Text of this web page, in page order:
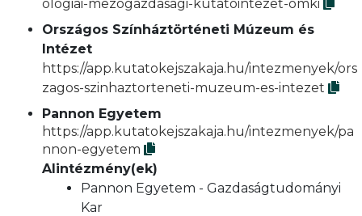
ologiai-mezogazdasagi-kutatointezet-omki
Országos Színháztörténeti Múzeum és
Intézet
https://app.kutatokejszakaja.hu/intezmenyek/ors
zagos-szinhaztorteneti-muzeum-es-intezet
Pannon Egyetem
https://app.kutatokejszakaja.hu/intezmenyek/pa
nnon-egyetem
Alintézmény(ek)
Pannon Egyetem - Gazdaságtudományi
Kar